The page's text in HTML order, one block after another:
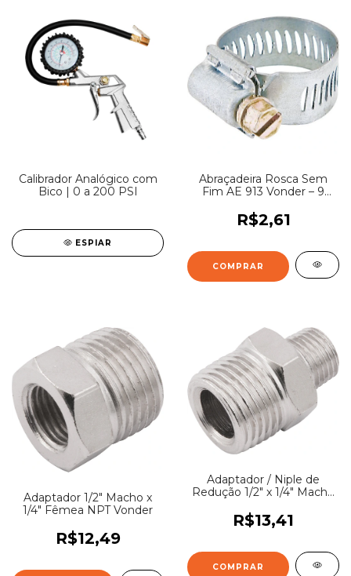
Calibrador Analógico com
Bico | 0 a 200 PSI
ESPIAR
Abraçadeira Rosca Sem
Fim AE 913 Vonder – 9
R$2,61
Adaptador 1/2" Macho x
1/4" Fêmea NPT Vonder
R$12,49
Adaptador / Niple de
Redução 1/2" x 1/4" Macho
R$13,41